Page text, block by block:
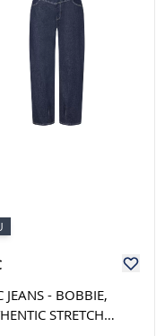
JEANS - BOBBIE,
STRETCH